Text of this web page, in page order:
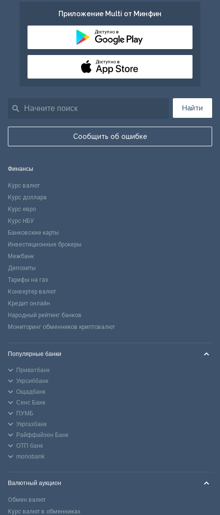
Найти
Сообщить об ошибке
Приложение Multi от Минфин
Доступно в
Доступно в
Финансы
Курс валют
Курс доллара
Курс евро
Курс НБУ
Банковские карты
Инвестиционные брокеры
Межбанк
Депозиты
Тарифы на газ
Конвертер валют
Кредит онлайн
Народный рейтинг банков
Мониторинг обменников криптовалют
Популярные банки
Приватбанк
Укрсиббанк
Ощадбанк
Сенс Банк
ПУМБ
Укргазбанк
Райффайзен Банк
ОТП банк
monobank
Валютный аукцион
Обмен валют
Курс валют в обменниках